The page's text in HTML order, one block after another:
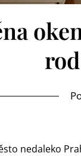
nedaleko